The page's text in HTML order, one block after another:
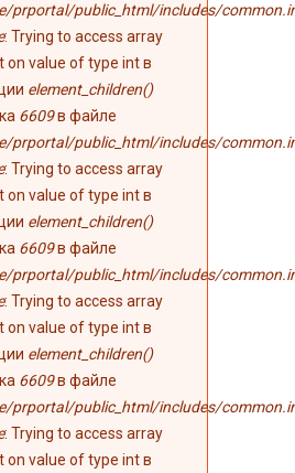
prportal/public_html/includes/
: Trying to access array
on value of type int в
element_children()
6609в файле
prportal/public_html/includes/
: Trying to access array
on value of type int в
element_children()
6609в файле
prportal/public_html/includes/
: Trying to access array
on value of type int в
element_children()
6609в файле
prportal/public_html/includes/
: Trying to access array
on value of type int в